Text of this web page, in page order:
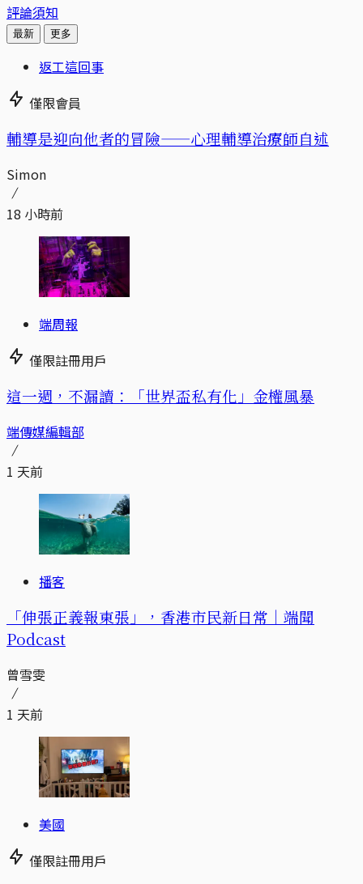
評論須知
最新 更多
返工這回事
僅限會員
輔導是迎向他者的冒險——心理輔導治療師自述
Simon
18 小時前
端周報
僅限註冊用戶
這一週，不漏讀：「世界盃私有化」金權風暴
端傳媒編輯部
1 天前
播客
「伸張正義報東張」，香港市民新日常｜端聞
Podcast
曾雪雯
1 天前
美國
僅限註冊用戶